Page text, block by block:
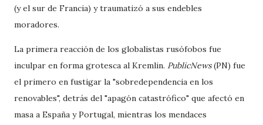
(y el sur de Francia) y traumatizó a sus endebles
moradores.
La primera reacción de los globalistas rusófobos fue
inculpar en forma grotesca al Kremlin. PublicNews(PN) fue
el primero en fustigar la "sobredependencia en los
renovables", detrás del "apagón catastrófico" que afectó en
masa a España y Portugal, mientras los mendaces